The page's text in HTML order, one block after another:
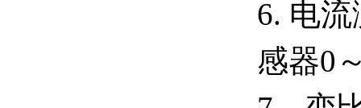
6. 电
感器0